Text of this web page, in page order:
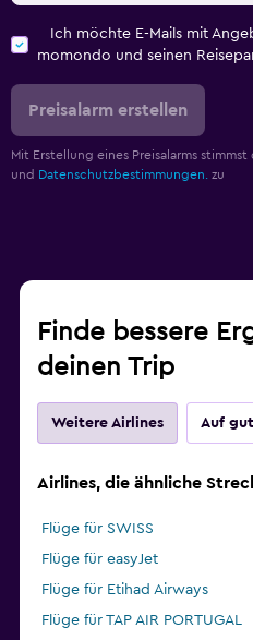
Ich möchte E-Mails mit
momondo und seinen
Preisalarm erstellen
Mit Erstellung eines Preisalarms stimmst
und Datenschutzbestimmungen. zu
Finde bessere
deinen Trip
Weitere Airlines Auf
Airlines, die ähnliche
Flüge für SWISS
Flüge für easyJet
Flüge für Etihad Airways
Flüge für TAP AIR PORTUGAL